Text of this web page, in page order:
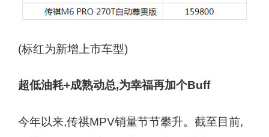
(标红为新增上市车型)
超低油耗+成熟动总,为幸福再加个Buff
今年以来,传祺MPV销量节节攀升。截至目前,